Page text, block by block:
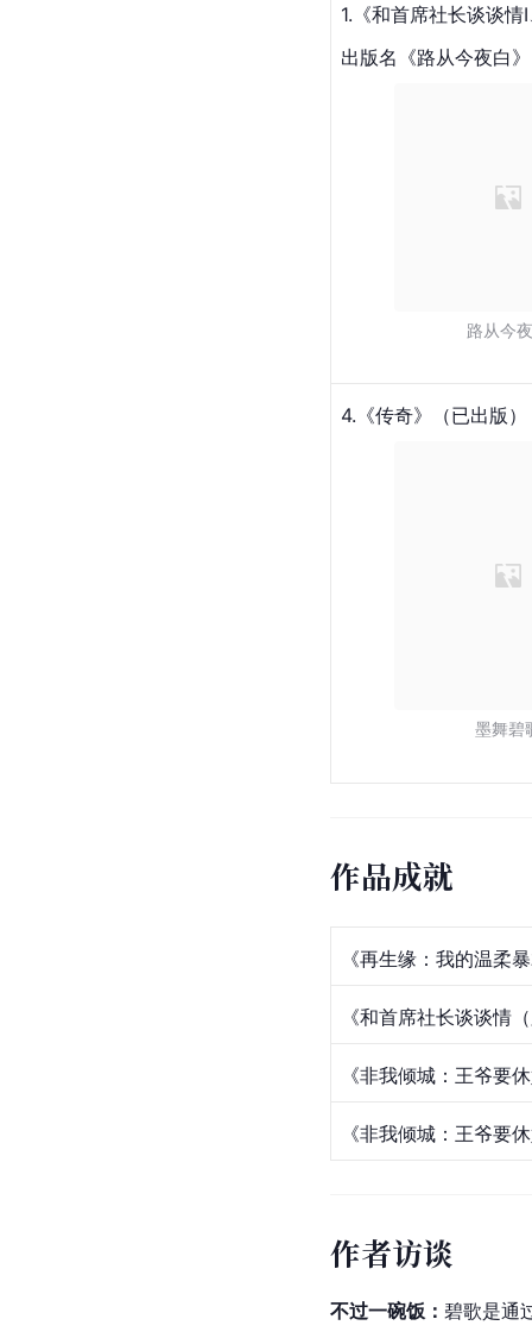
1.《和首席社长谈谈情
出版名《路从今夜白
路从今
4.《传奇》（已出版）
墨舞碧
作品成就
《再生缘：我的温柔
《和首席社长谈谈情
《非我倾城：王爷要
《非我倾城：王爷要
作者访谈
不过一碗饭： 碧歌是通